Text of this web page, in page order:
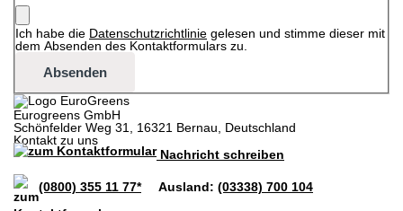
Ich habe die Datenschutzrichtlinie gelesen und stimme dieser mit
dem Absenden des Kontaktformulars zu.
Absenden
Eurogreens GmbH
Schönfelder Weg 31, 16321 Bernau, Deutschland
Kontakt zu uns
Nachricht schreiben
(0800) 355 11 77* Ausland: (03338) 700 104